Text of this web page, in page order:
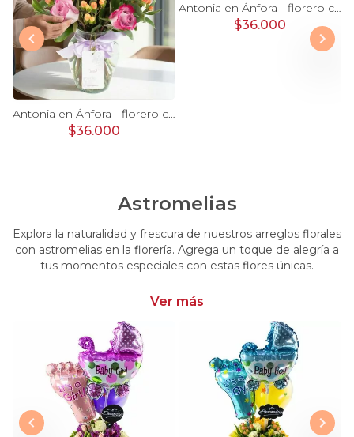
Antonia en Ánfora - florero con 9 rosas lila e hypericum
$36.000
Antonia en Ánfora - florero con 9 rosas naranjo e hypericum
$36.000
Astromelias
Explora la naturalidad y frescura de nuestros arreglos florales
con astromelias en la florería. Agrega un toque de alegría a
tus momentos especiales con estas flores únicas.
Ver más